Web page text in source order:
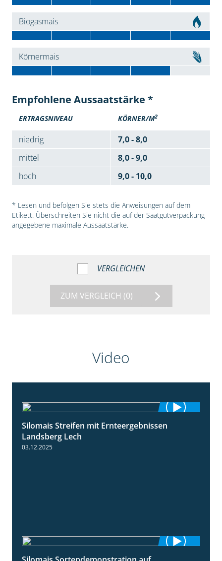
Biogasmais
Körnermais
Empfohlene Aussaatstärke *
ERTRAGSNIVEAU KÖRNER/M2
niedrig
7,0 - 8,0
mittel
8,0 - 9,0
hoch
9,0 - 10,0
* Lesen und befolgen Sie stets die Anweisungen auf dem
Etikett. Überschreiten Sie nicht die auf der Saatgutverpackung
angegebene maximale Aussaatstärke.
VERGLEICHEN
ZUM VERGLEICH (0)
Video
11:01
Silomais Streifen mit Ernteergebnissen
Landsberg Lech
03.12.2025